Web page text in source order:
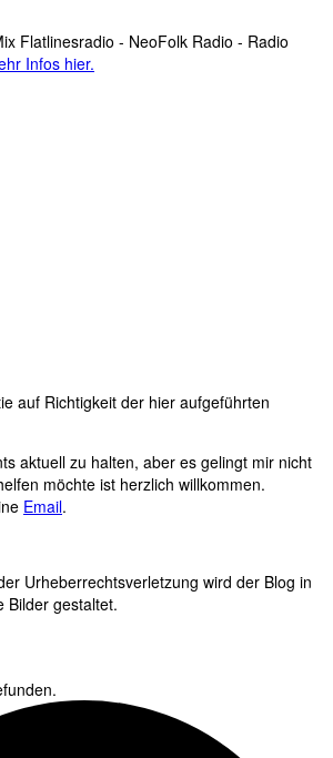
Flatlinesradio - NeoFolk Radio - Radio
Infos hier.
auf Richtigkeit der hier aufgeführten
aktuell zu halten, aber es gelingt mir nicht
möchte ist herzlich willkommen.
Email.
Urheberrechtsverletzung wird der Blog in
Bilder gestaltet.